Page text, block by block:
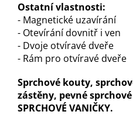
Ostatní vlastnosti:
- Magnetické uzavírání
- Otevírání dovnitř i ven
- Dvoje otvíravé dveře
- Rám pro otvíravé dveře
Sprchové kouty,
zástěny, pevné
SPRCHOVÉ VANIČKY.